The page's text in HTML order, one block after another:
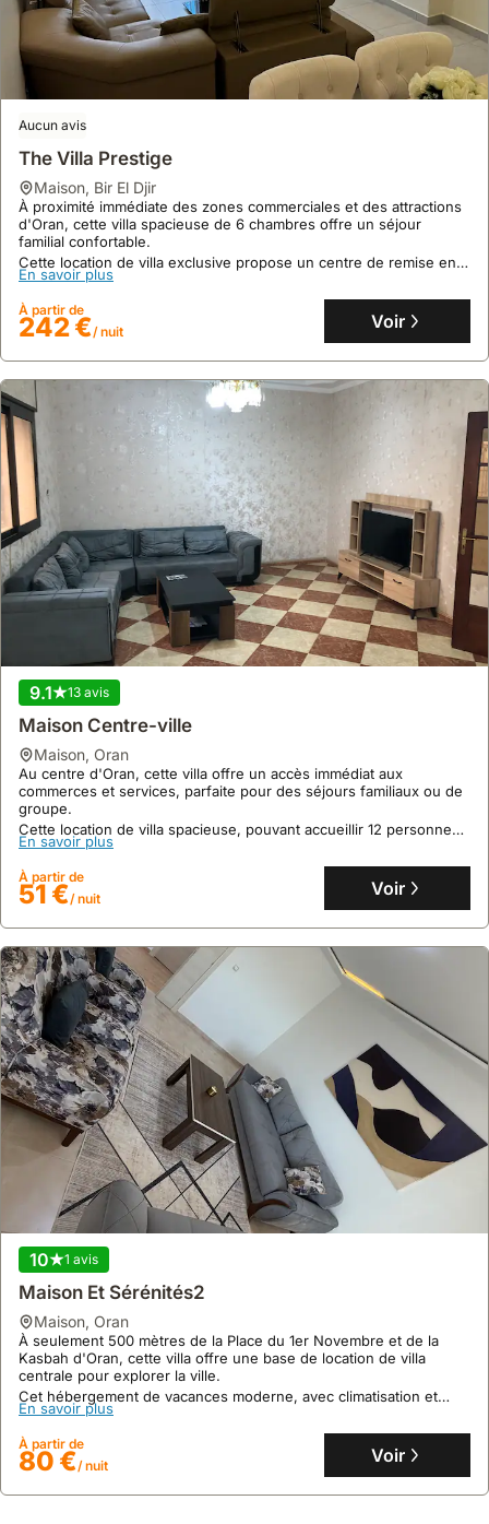
Aucun avis
The Villa Prestige
maison, Bir El Djir
À proximité immédiate des zones commerciales et des attractions
d'Oran, cette villa spacieuse de 6 chambres offre un séjour
familial confortable.
Cette location de villa exclusive propose un centre de remise en
forme, un jardin privé et une connexion Internet pour un séjour
En savoir plus
À partir de
242 €/ nuit Voir
9.1 13 avis
Maison Centre-ville
maison, Oran
Au centre d'Oran, cette villa offre un accès immédiat aux
commerces et services, parfaite pour des séjours familiaux ou de
groupe.
Cette location de villa spacieuse, pouvant accueillir 12 personnes,
dispose de la climatisation, d'une piscine, d'un jardin, d'un centre
En savoir plus
À partir de
51 €/ nuit Voir
10 1 avis
Maison Et Sérénités2
maison, Oran
À seulement 500 mètres de la Place du 1er Novembre et de la
Kasbah d'Oran, cette villa offre une base de location de villa
centrale pour explorer la ville.
Cet hébergement de vacances moderne, avec climatisation et
connexion internet, peut accueillir confortablement 4 personnes
dans ses 2 chambres et 2 salles de bain, à proximité immédiate
des commodités et de la Corniche.
En savoir plus
À partir de
80 €/ nuit Voir